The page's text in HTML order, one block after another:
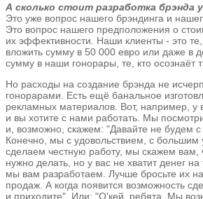
А сколько стоит разработка брэнда
Это уже вопрос нашего брэндинга и
Это вопрос нашего предположения о
их эффективности. Наши клиенты - это
вложить сумму в 50 000 евро или даже в
сумму в наши гонорары, те, кто осознаёт
Но расходы на создание брэнда не
гонорарами. Есть ещё банальное
рекламных материалов. Вот, например, у
и вы хотите с нами работать. Мы
и, возможно, скажем: "Давайте не будем с
Конечно, мы с удовольствием, с большим
сделаем честную работу, мы скажем вам,
нужно делать, но у вас не хватит денег
мы вам разработаем. Лучше бросьте их
продаж. А когда появится возможность
и приходите". Или: "О'кей, ребята. Мы